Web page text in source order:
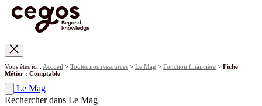
Vous êtes ici : Accueil > Toutes nos ressources > Le Mag > Fonction financière > Fiche
Métier : Comptable
Le Mag
Rechercher dans Le Mag